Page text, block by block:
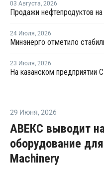
03 Августа, 2026
24 Июля, 2026
23 Июля, 2026
29 Июня, 2026
АВЕКС выводит
оборудование
Machinery